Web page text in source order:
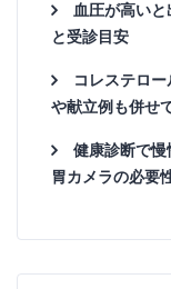
血圧が高い
と受診目安
コレステロ
や献立例も併せ
健康診断で慢
胃カメラの必要